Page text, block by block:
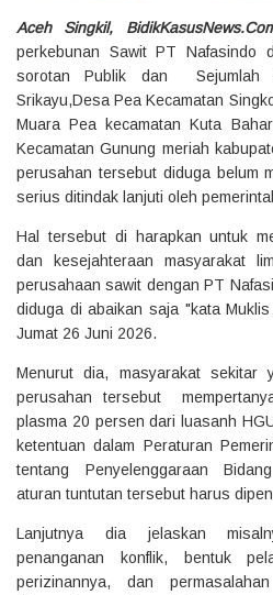
Aceh Singkil,
perkebunan Sawit PT Nafasindo
sorotan Publik dan Sejumlah
Srikayu,Desa Pea Kecamatan
Muara Pea kecamatan Kuta
Kecamatan Gunung meriah
perusahan tersebut diduga belum
serius ditindak lanjuti oleh
Hal tersebut di harapkan untuk
dan kesejahteraan masyarakat
perusahaan sawit dengan PT
diduga di abaikan saja "kata
Jumat 26 Juni 2026.
Menurut dia, masyarakat sekitar
perusahan tersebut
plasma 20 persen dari luasanh
ketentuan dalam Peraturan
tentang Penyelenggaraan
aturan tuntutan tersebut harus
Lanjutnya dia jelaskan
penanganan konflik, bentuk
perizinannya, dan